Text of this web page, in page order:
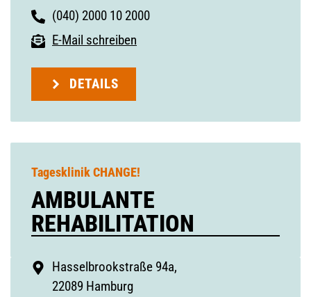
(040) 2000 10 2000
E-Mail schreiben
DETAILS
Tagesklinik CHANGE!
AMBULANTE
REHABILITATION
Hasselbrookstraße 94a,
22089 Hamburg